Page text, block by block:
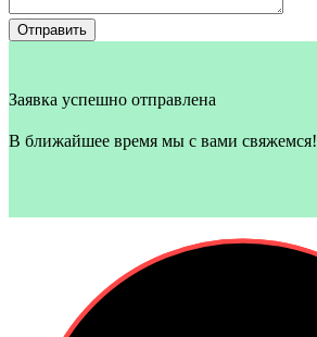
Отправить
Заявка успешно отправлена
В ближайшее время мы с вами свяжемся!